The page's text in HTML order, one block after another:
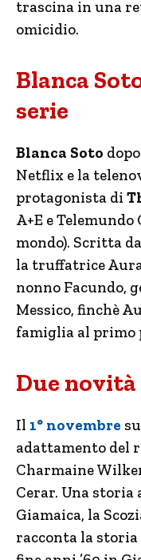
trascina in una
omicidio.
Blanca
serie
Blanca Soto dopo
Netflix e la
protagonista di
A+E e
mondo). Scritta
la truffatrice
nonno Facundo,
Messico, finchè
famiglia al primo
Due
Il 1° novembre
adattamento del
Charmaine
Cerar. Una storia
Giamaica, la
racconta la storia